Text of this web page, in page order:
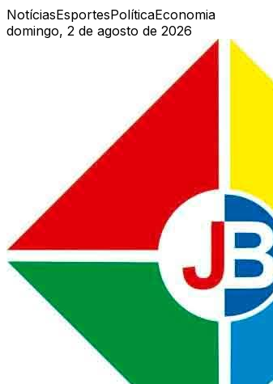
NotíciasEsportesPolíticaEconomia
domingo, 2 de agosto de 2026